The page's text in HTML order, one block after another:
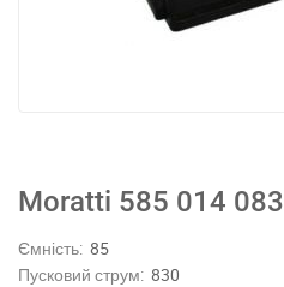
Moratti 585 014 083
Ємність: 85
Пусковий струм: 830